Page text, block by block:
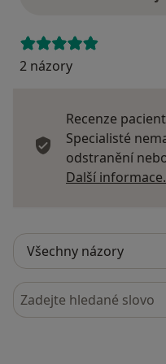
2 názory
Recenze
Specialisté
odstranění
Další informace.
Hledejte v názorech